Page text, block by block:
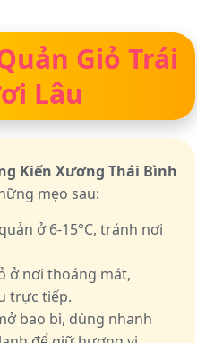
Giỏ Trái
Lâu
Kiến Xương Thái Bình
mẹo sau:
ở 6-15°C, tránh nơi
ở nơi thoáng mát,
trực tiếp.
bao bì, dùng nhanh